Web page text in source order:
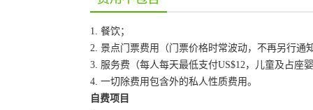
1. 餐饮；
2. 景点门票费用（门票价格时常波动，不再另行通
3. 服务费（每人每天最低支付US$12，儿童及占座
4. 一切除费用包含外的私人性质费用。
自费项目